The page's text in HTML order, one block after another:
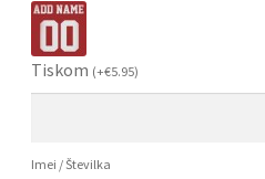
Tiskom (+€5.95)
Imei / Številka